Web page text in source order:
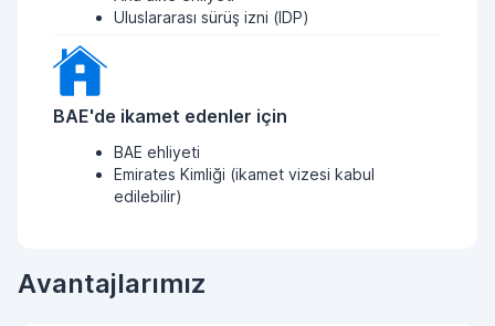
Uluslararası sürüş izni (IDP)
BAE'de ikamet edenler için
BAE ehliyeti
Emirates Kimliği (ikamet vizesi kabul
edilebilir)
Avantajlarımız